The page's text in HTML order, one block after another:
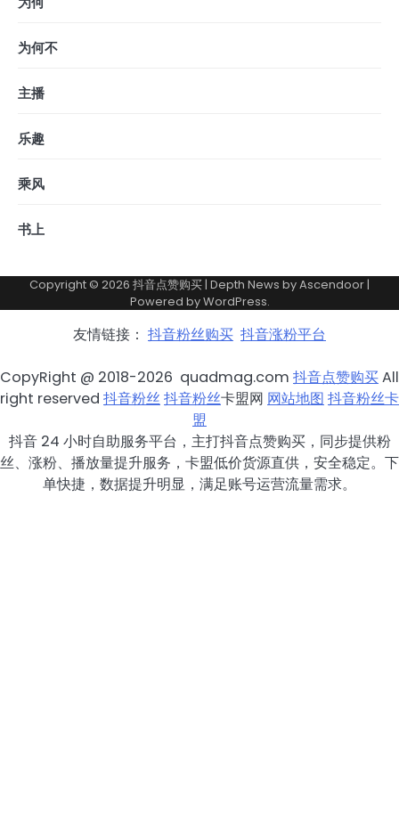
为何不
主播
乐趣
乘风
书上
Copyright © 2026 抖音点赞购买| Depth News byAscendoor|
Powered byWordPress.
友情链接： 抖音粉丝购买 抖音涨粉平台
CopyRight @ 2018-2026 quadmag.com 抖音点赞购买All
right reserved 抖音粉丝抖音粉丝卡盟网 网站地图 抖音粉丝卡
盟
抖音 24 小时自助服务平台，主打抖音点赞购买，同步提供粉
丝、涨粉、播放量提升服务，卡盟低价货源直供，安全稳定。下
单快捷，数据提升明显，满足账号运营流量需求。